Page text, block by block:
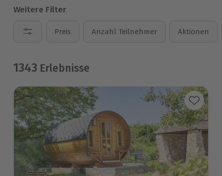
Weitere Filter
Preis Anzahl Teilnehmer Aktionen
1343 Erlebnisse